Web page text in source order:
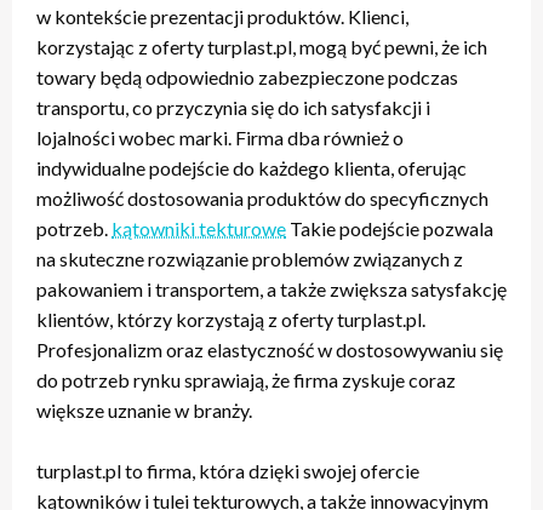
w kontekście prezentacji produktów. Klienci,
korzystając z oferty turplast.pl, mogą być pewni, że ich
towary będą odpowiednio zabezpieczone podczas
transportu, co przyczynia się do ich satysfakcji i
lojalności wobec marki. Firma dba również o
indywidualne podejście do każdego klienta, oferując
możliwość dostosowania produktów do specyficznych
potrzeb. kątowniki tekturowe Takie podejście pozwala
na skuteczne rozwiązanie problemów związanych z
pakowaniem i transportem, a także zwiększa satysfakcję
klientów, którzy korzystają z oferty turplast.pl.
Profesjonalizm oraz elastyczność w dostosowywaniu się
do potrzeb rynku sprawiają, że firma zyskuje coraz
większe uznanie w branży.
turplast.pl to firma, która dzięki swojej ofercie
kątowników i tulei tekturowych, a także innowacyjnym